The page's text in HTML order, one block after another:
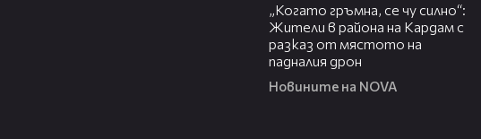
„Когато гръмна, се чу силно“:
Жители в района на Кардам с
разказ от мястото на
падналия дрон
Новините на NOVA